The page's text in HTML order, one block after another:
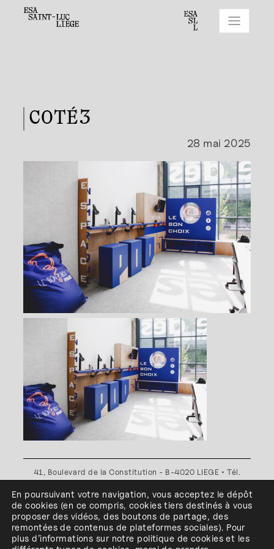
COTÉ3
28 mai 2025
41, Boulevard de la Constitution - B-4020 LIEGE • Tél.
Plan d'accès•Politique de confidentialité•Politique de
cookies•Conditions générales
l'ESA Saint-Luc Liège est membre du
En poursuivant votre navigation, vous acceptez le dépôt
de cookies (en ce compris, cookiestiers destinés à vous
proposer des vidéos, des boutons de partage, des
remontées de contenus de plateformes sociales). Pour
plus d’informations sur notre politique de cookies et les